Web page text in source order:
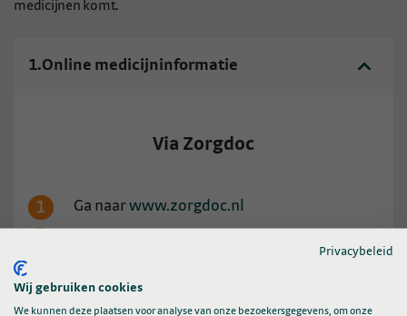
medicijnen komt.
1.Online medicijninformatie
Via Zorgdoc
Ga naarwww.zorgdoc.nl
medicijnen’.
Privacybeleid
Wij gebruiken cookies
We kunnen deze plaatsen voor analyse van onze bezoekersgegevens, om onze